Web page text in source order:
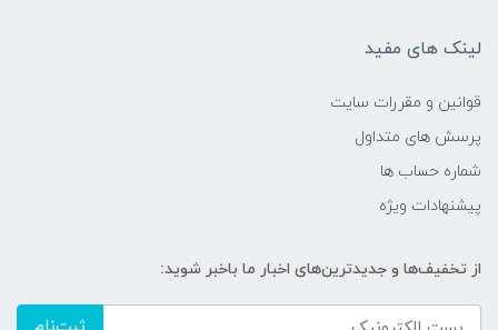
لینک های مفید
قوانین و مقررات سایت
پرسش های متداول
شماره حساب ها
پیشنهادات ویژه
از تخفیف‌ها و جدیدترین‌های اخبار ما باخبر شوید: